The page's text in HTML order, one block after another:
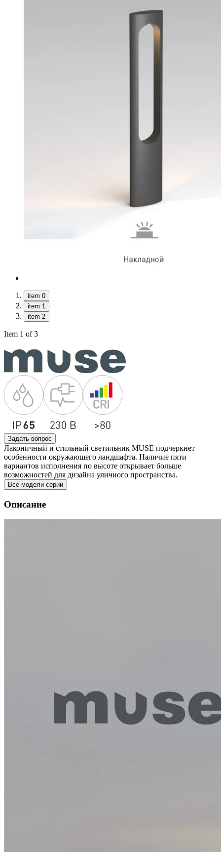
item 0
item 1
item 2
Item 1 of 3
Задать вопрос
Лаконичный и стильный светильник MUSE подчеркнет
особенности окружающего ландшафта. Наличие пяти
вариантов исполнения по высоте открывает больше
возможностей для дизайна уличного пространства.
Все модели серии
Описание